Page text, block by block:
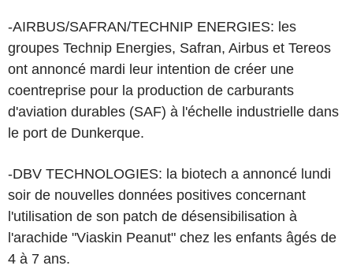
-AIRBUS/SAFRAN/TECHNIP ENERGIES: les
groupes Technip Energies, Safran, Airbus et Tereos
ont annoncé mardi leur intention de créer une
coentreprise pour la production de carburants
d'aviation durables (SAF) à l'échelle industrielle dans
le port de Dunkerque.
-DBV TECHNOLOGIES: la biotech a annoncé lundi
soir de nouvelles données positives concernant
l'utilisation de son patch de désensibilisation à
l'arachide "Viaskin Peanut" chez les enfants âgés de
4 à 7 ans.